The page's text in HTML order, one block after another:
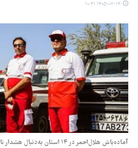
۱۴۰۵-۰۲-۱۴ ۱۰:۳۱
آماده‌باش هلال‌احمر در ۱۴ استان به‌دنبال هشدار نارنجی